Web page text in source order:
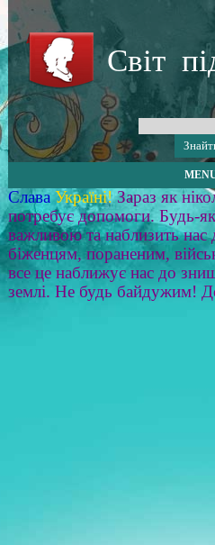
Світ
Слава Україні! Зараз як
потребує допомоги. Будь-
важливою та наблизить
біженцям, пораненим,
все це наближує нас до
землі. Не будь байдужим!